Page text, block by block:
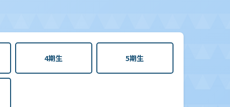
4期生 5期生